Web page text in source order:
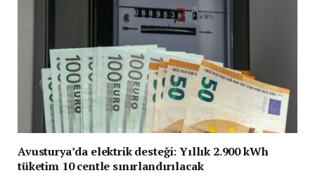
Avusturya’da elektrik desteği: Yıllık 2.900 kWh
tüketim 10 centle sınırlandırılacak